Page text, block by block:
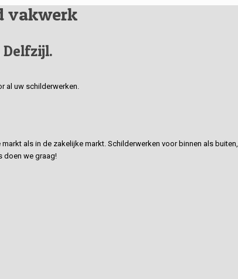
vakwerk
al uw schilderwerken.
als in de zakelijke markt. Schilderwerken voor binnen als buiten,
doen we graag!